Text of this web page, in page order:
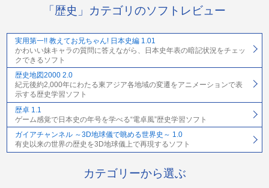
「歴史」カテゴリのソフトレビュー
実用第一!! 教えてお兄ちゃん! 日本史編 1.01
かわいい妹キャラの質問に答えながら、日本史年表の暗記状況をチェッ
クできるソフト
歴史地図2000 2.0
紀元後約2,000年にわたる東アジア各地域の変遷をアニメーションで表
示する歴史学習ソフト
歴卓 1.1
ゲーム感覚で日本史の年号を学べる“電卓風”歴史学習ソフト
ガイアチャンネル ～3D地球儀で眺める世界史～ 1.0
有史以来の世界の歴史を3D地球儀上で再現するソフト
カテゴリーから選ぶ